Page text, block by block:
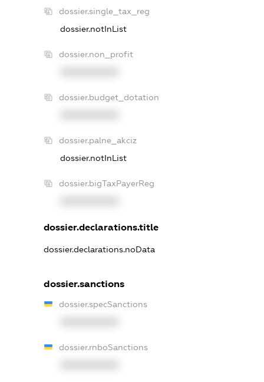
dossier.single_tax_reg
dossier.notInList
dossier.non_profit
dossier.budget_dotation
dossier.palne_akciz
dossier.notInList
dossier.bigTaxPayerReg
dossier.declarations.title
dossier.declarations.noData
dossier.sanctions
dossier.specSanctions
dossier.rnboSanctions